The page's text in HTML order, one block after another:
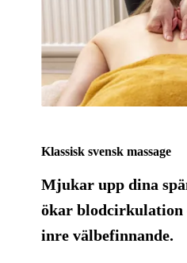
Klassisk svensk massage
Mjukar upp dina
ökar blodcirkulation
inre välbefinnande.